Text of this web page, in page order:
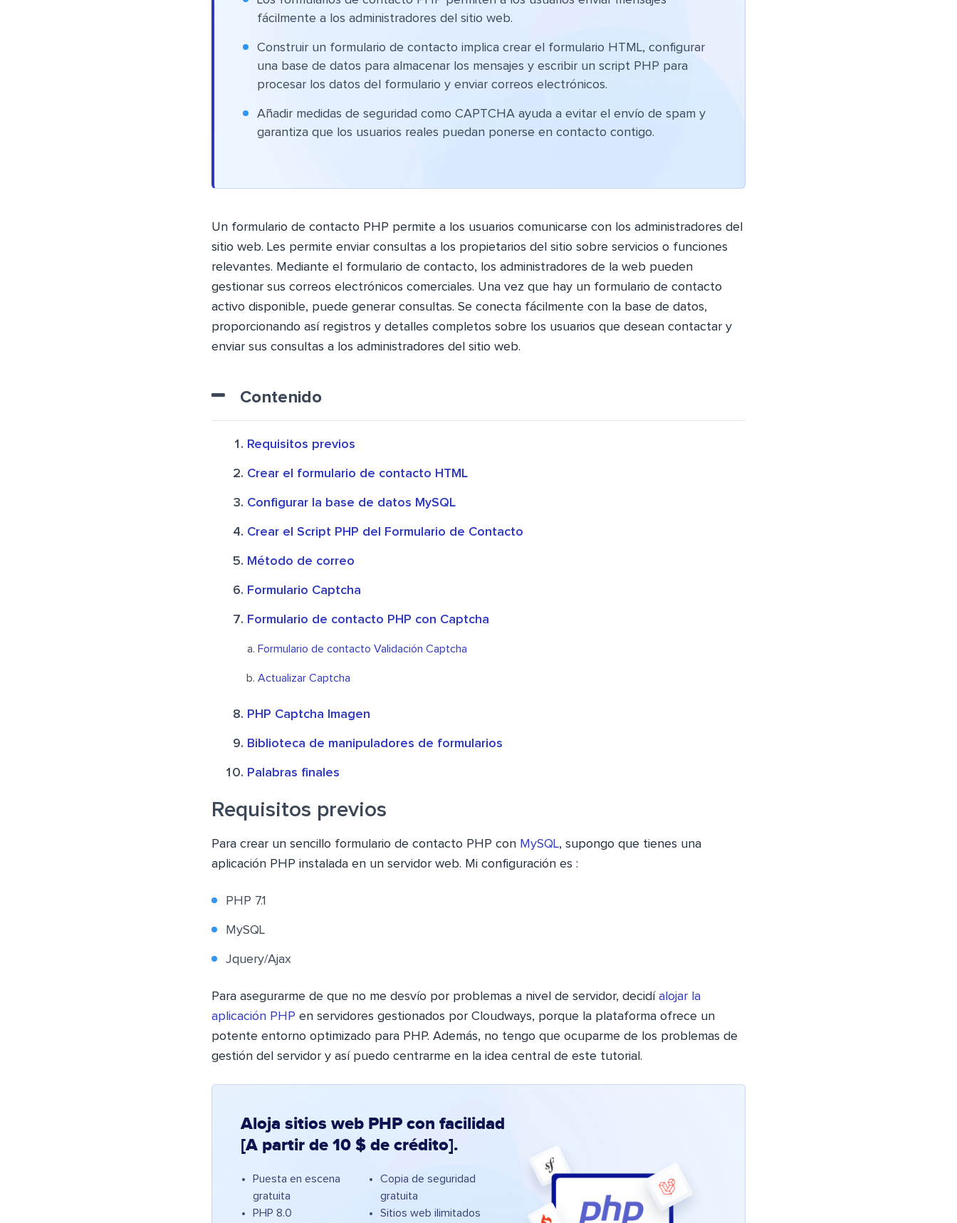
fácilmente a los administradores del sitio web.
Construir un formulario de contacto implica crear el formulario HTML, configurar
una base de datos para almacenar los mensajes y escribir un script PHP para
procesar los datos del formulario y enviar correos electrónicos.
Añadir medidas de seguridad como CAPTCHA ayuda a evitar el envío de spam y
garantiza que los usuarios reales puedan ponerse en contacto contigo.
Un formulario de contacto PHP permite a los usuarios comunicarse con los administradores del
sitio web. Les permite enviar consultas a los propietarios del sitio sobre servicios o funciones
relevantes. Mediante el formulario de contacto, los administradores de la web pueden
gestionar sus correos electrónicos comerciales. Una vez que hay un formulario de contacto
activo disponible, puede generar consultas. Se conecta fácilmente con la base de datos,
proporcionando así registros y detalles completos sobre los usuarios que desean contactar y
enviar sus consultas a los administradores del sitio web.
Contenido
Requisitos previos
Crear el formulario de contacto HTML
Configurar la base de datos MySQL
Crear el Script PHP del Formulario de Contacto
Método de correo
Formulario Captcha
Formulario de contacto PHP con Captcha
Formulario de contacto Validación Captcha
Actualizar Captcha
PHP Captcha Imagen
Biblioteca de manipuladores de formularios
Palabras finales
Requisitos previos
Para crear un sencillo formulario de contacto PHP con MySQL, supongo que tienes una
aplicación PHP instalada en un servidor web. Mi configuración es :
PHP 7.1
MySQL
Jquery/Ajax
Para asegurarme de que no me desvío por problemas a nivel de servidor, decidí alojar la
aplicación PHP en servidores gestionados por Cloudways, porque la plataforma ofrece un
potente entorno optimizado para PHP. Además, no tengo que ocuparme de los problemas de
gestión del servidor y así puedo centrarme en la idea central de este tutorial.
Aloja sitios web PHP con facilidad
[A partir de 10 $ de crédito].
Puesta en escena
gratuita
Copia de seguridad
gratuita
PHP 8.0
Sitios web ilimitados